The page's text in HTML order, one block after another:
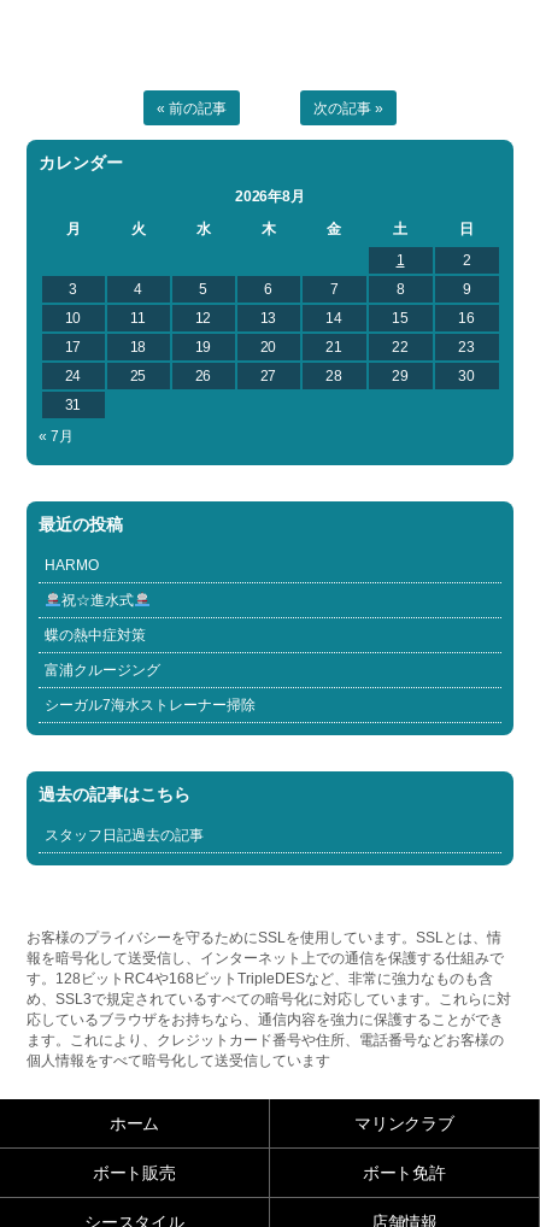
« 前の記事 次の記事 »
カレンダー
2026年8月
月
火 水 木 金 土
日
1
2
3
4 5 6 7 8
9
10
11 12 13 14 15
16
17
18 19 20 21 22
23
24
25 26 27 28 29
30
31
« 7月
最近の投稿
HARMO
祝☆進水式
蝶の熱中症対策
富浦クルージング
シーガル7海水ストレーナー掃除
過去の記事はこちら
スタッフ日記過去の記事
お客様のプライバシーを守るためにSSLを使用しています。SSLとは、情
報を暗号化して送受信し、インターネット上での通信を保護する仕組みで
す。128ビットRC4や168ビットTripleDESなど、非常に強力なものも含
め、SSL3で規定されているすべての暗号化に対応しています。これらに対
応しているブラウザをお持ちなら、通信内容を強力に保護することができ
ます。これにより、クレジットカード番号や住所、電話番号などお客様の
個人情報をすべて暗号化して送受信しています
ホーム マリンクラブ
ボート販売 ボート免許
シースタイル 店舗情報